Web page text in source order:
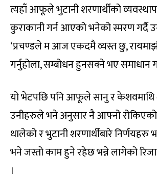
त्यहाँ आफूले भुटानी शरणार्थीको
कुराकानी गर्न आएको भनेको स्मरण
‘प्रचण्डले म आज एकदमै व्यस्त छु,
गर्नुहोला, सम्बोधन हुनसक्ने भए समाधान
यो भेटपछि पनि आफूले सानु र
उनीहरुले भने अनुसार नै आफ्नो रोकिएको
थालेको र भुटानी शरणार्थीबारे
भने जस्तो काम हुने रहेछ भन्ने लागेको
।